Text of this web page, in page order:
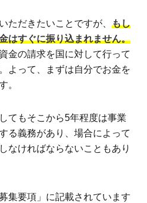
ただきたいことですが、 もし
はすぐに振り込まれません。
金の請求を国に対して行って
よって、まずは自分でお金を
。
てもそこから5年程度は事業
る義務があり、場合によって
なければならないこともあり
集要項」に記載されています